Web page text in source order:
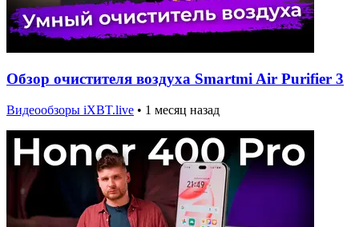
Обзор очистителя воздуха Smartmi Air Purifier 3
Видеообзоры iXBT.live • 1 месяц назад